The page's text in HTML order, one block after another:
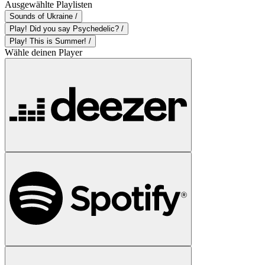
Ausgewählte Playlisten
Sounds of Ukraine /
Play! Did you say Psychedelic? /
Play! This is Summer! /
Wähle deinen Player